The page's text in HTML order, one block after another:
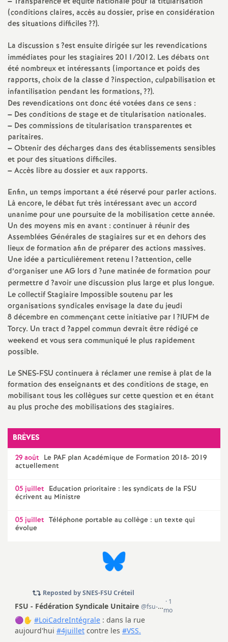
E
s
e
i
g
e
m
e
n
t
s
d
e
S
e
c
n
d
g
(conditions claires, accès au dossier, prise en considération
des situations difficiles??).
La discussion s?est ensuite dirigée sur les revendications
immédiates pour les stagiaires 2011/2012. Les débats ont
été nombreux et intéressants (importance et poids des
rapports, choix de la classe d?inspection, culpabilisation et
infantilisation pendant les formations,??).
Des revendications ont donc été votées dans ce sens :
– Des conditions de stage et de titularisation nationales.
– Des commissions de titularisation transparentes et
paritaires.
–Obtenir des décharges dans des établissements sensibles
et pour des situations difficiles.
–Accès libre au dossier et aux rapports.
Enfin, un temps important a été réservé pour parler actions.
Là encore, le débat fut très intéressant avec un accord
unanime pour une poursuite de la mobilisation cette année.
Un des moyens mis en avant : continuer à réunir des
Assemblées Générales de stagiaires sur et en dehors des
lieux de formation afin de préparer des actions massives.
Une idée a particulièrement retenu l?attention, celle
d’organiser uneAG lors d?une matinée de formation pour
permettre d?avoir une discussion plus large et plus longue.
Le collectif Stagiaire Impossible soutenu par les
organisations syndicales envisage la date du jeudi
8 décembre en commençant cette initiative par l?IUFM de
Torcy. Un tract d?appel commun devrait être rédigé ce
weekend et vous sera communiqué le plus rapidement
possible.
LeSNES-FSU continuera à réclamer une remise à plat de la
formation des enseignants et des conditions de stage, en
mobilisant tous les collègues sur cette question et en étant
au plus proche des mobilisations des stagiaires.
BRÈVES
29 août Le PAF plan Académique de Formation 2018- 2019
actuellement
05 juillet Education prioritaire : les syndicats de la FSU
écrivent au Ministre
05 juillet Téléphone portable au collège : un texte qui
évolue